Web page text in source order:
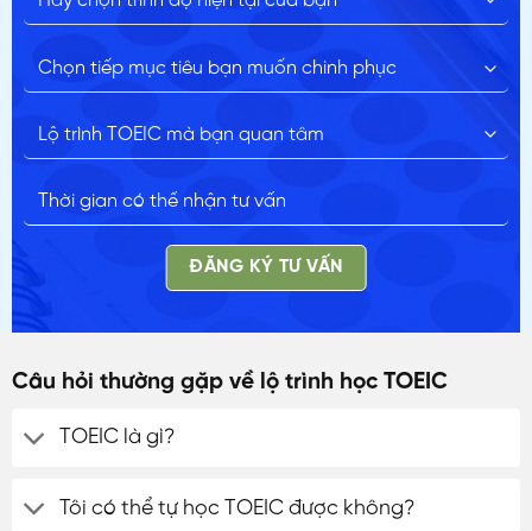
ĐĂNG KÝ TƯ VẤN
Câu hỏi thường gặp về lộ trình học TOEIC
TOEIC là gì?
Tôi có thể tự học TOEIC được không?